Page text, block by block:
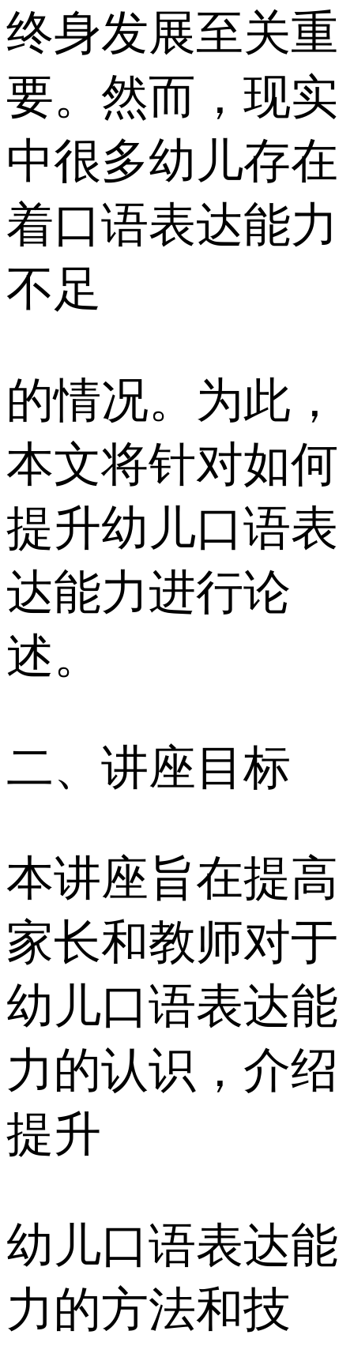
终身发展至关重
要。然而，现实
中很多幼儿存在
着口语表达能力
不足
的情况。为此，
本文将针对如何
提升幼儿口语表
达能力进行论
述。
二、讲座目标
本讲座旨在提高
家长和教师对于
幼儿口语表达能
力的认识，介绍
提升
幼儿口语表达能
力的方法和技